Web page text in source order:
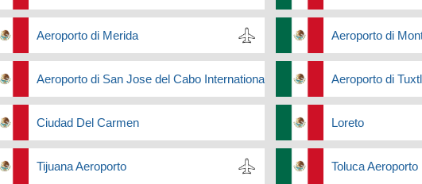
Aeroporto di Merida Aeroporto di
Aeroporto di San Jose del Cabo International Aeroporto di
Ciudad Del Carmen Loreto
Tijuana Aeroporto Toluca